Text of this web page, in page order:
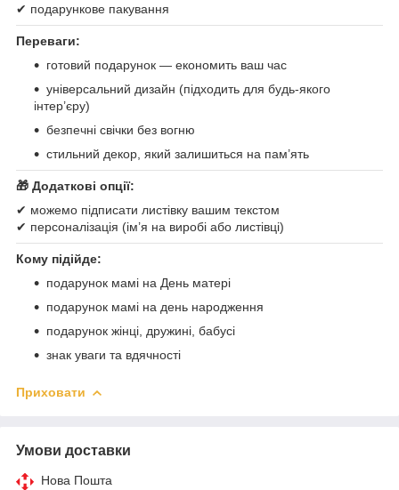
✔ подарункове пакування
Переваги:
готовий подарунок — економить ваш час
універсальний дизайн (підходить для будь-якого
інтер’єру)
безпечні свічки без вогню
стильний декор, який залишиться на пам’ять
🎁 Додаткові опції:
✔ можемо підписати листівку вашим текстом
✔ персоналізація (ім’я на виробі або листівці)
Кому підійде:
подарунок мамі на День матері
подарунок мамі на день народження
подарунок жінці, дружині, бабусі
знак уваги та вдячності
Приховати
Умови доставки
Нова Пошта